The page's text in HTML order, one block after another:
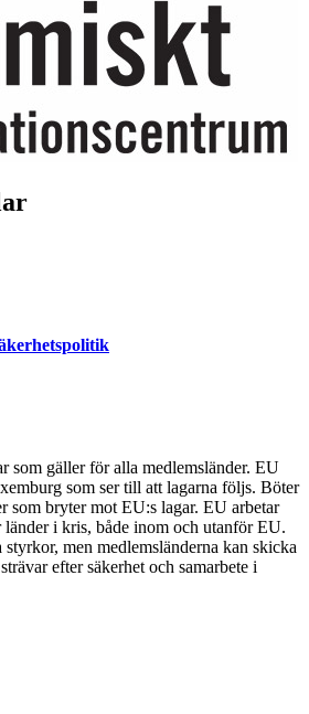
som gäller för alla medlemsländer. EU
som ser till att lagarna följs. Böter
som bryter mot EU:s lagar. EU arbetar
i kris, både inom och utanför EU.
men medlemsländerna kan skicka
efter säkerhet och samarbete i